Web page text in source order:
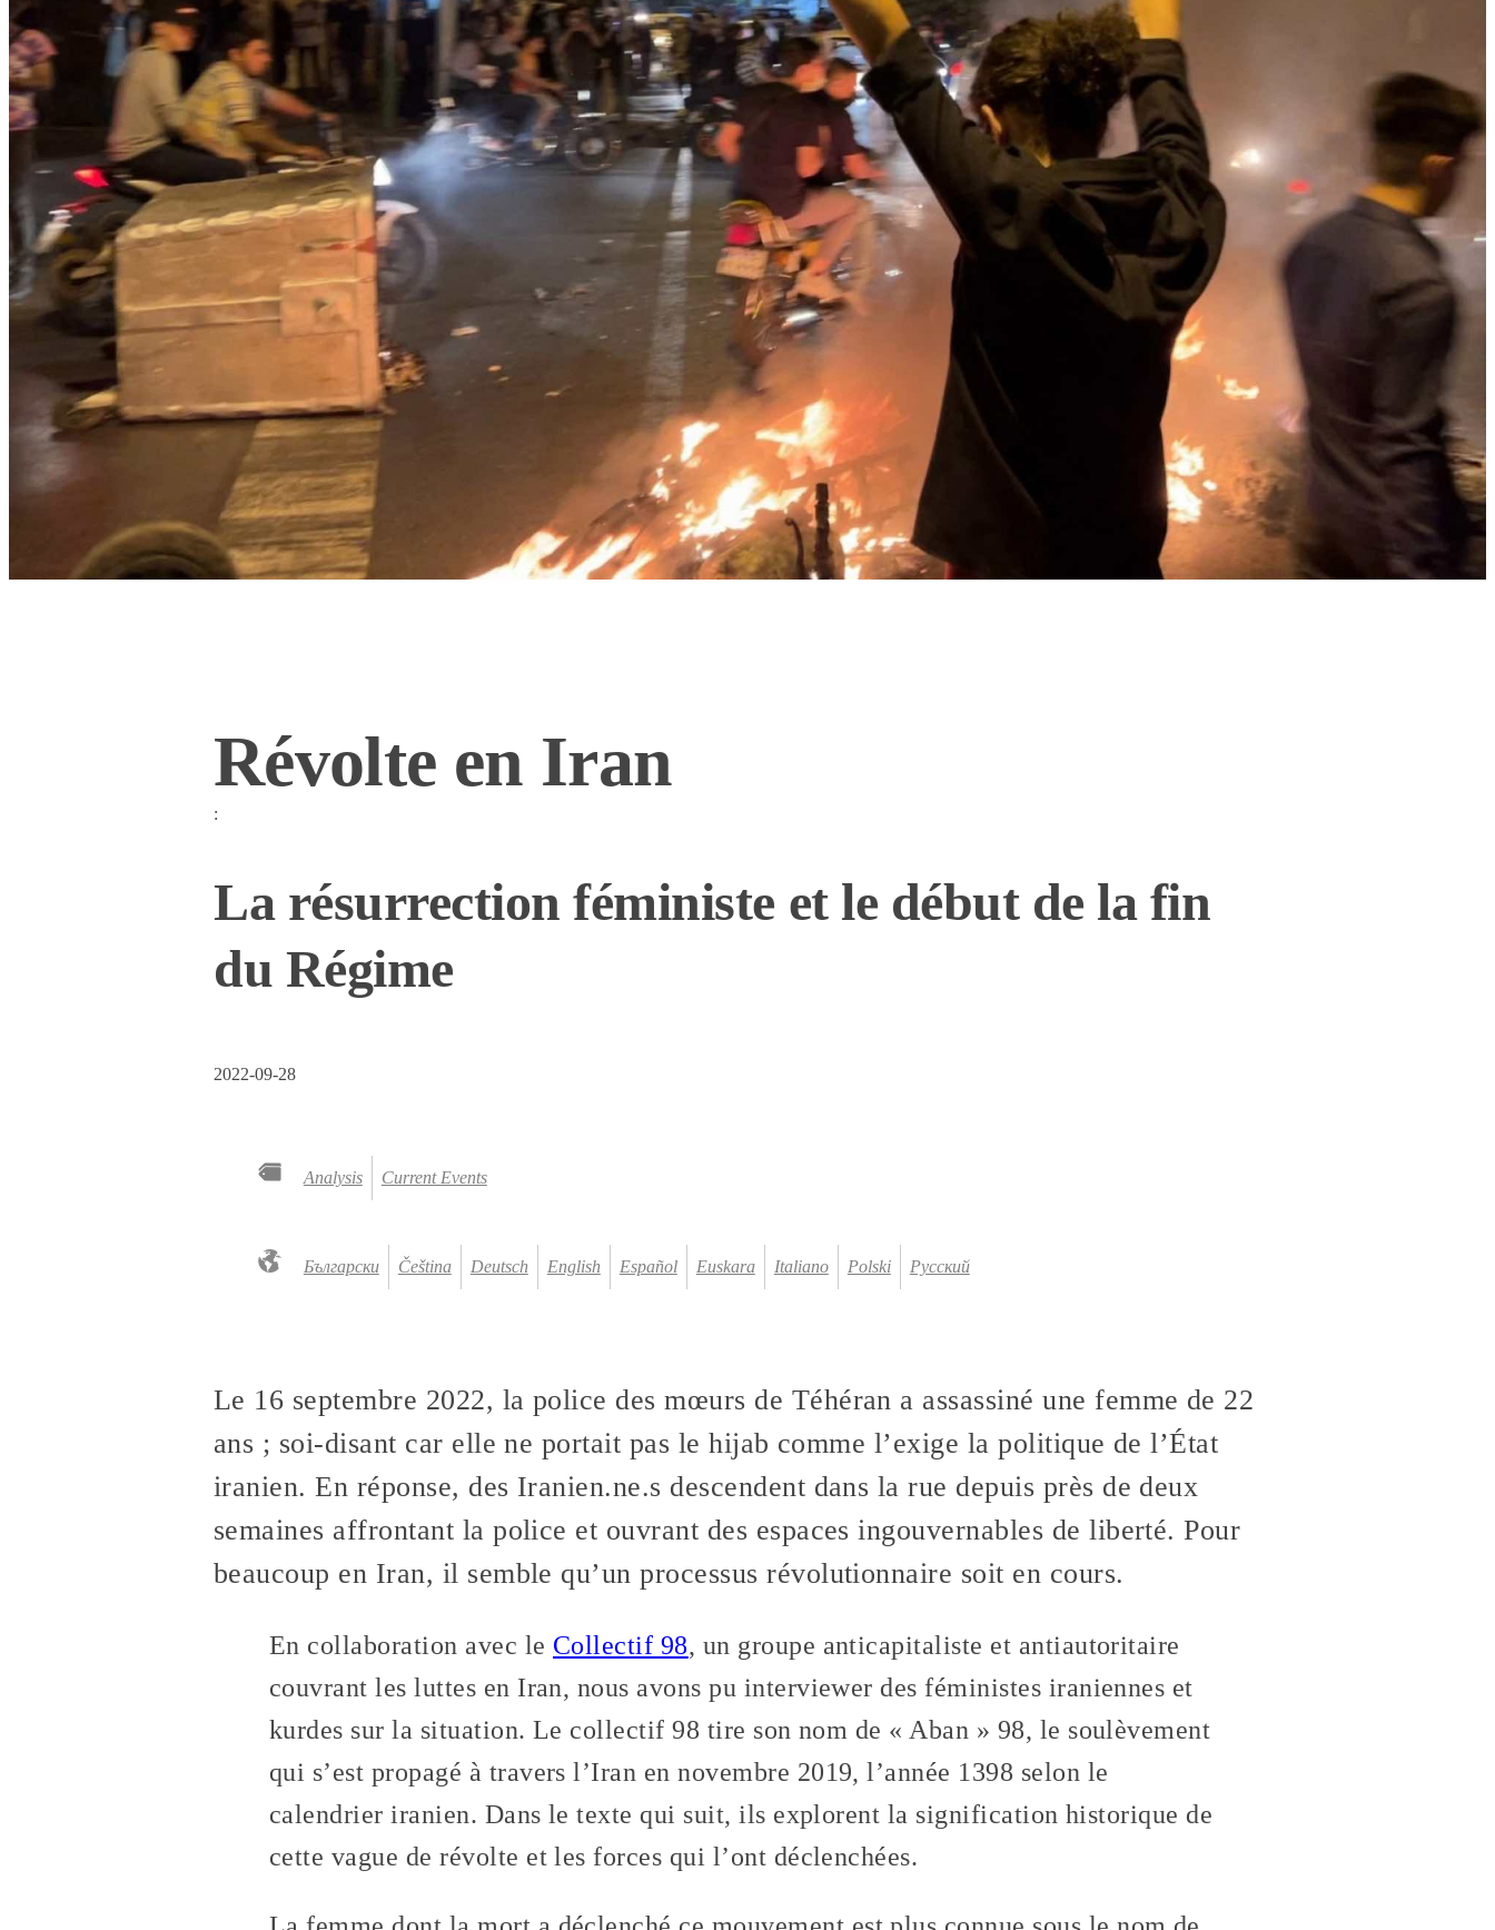
Révolte en Iran
:
La résurrection féministe et le début de la fin
du Régime
2022-09-28
Analysis Current Events
Български Čeština Deutsch English Español Euskara Italiano Polski Русский
Le 16 septembre 2022, la police des mœurs de Téhéran a assassiné une femme de 22
ans ; soi-disant car elle ne portait pas le hijab comme l’exige la politique de l’État
iranien. En réponse, des Iranien.ne.s descendent dans la rue depuis près de deux
semaines affrontant la police et ouvrant des espaces ingouvernables de liberté. Pour
beaucoup en Iran, il semble qu’un processus révolutionnaire soit en cours.
En collaboration avec le Collectif 98, un groupe anticapitaliste et antiautoritaire
couvrant les luttes en Iran, nous avons pu interviewer des féministes iraniennes et
kurdes sur la situation. Le collectif 98 tire son nom de « Aban » 98, le soulèvement
qui s’est propagé à travers l’Iran en novembre 2019, l’année 1398 selon le
calendrier iranien. Dans le texte qui suit, ils explorent la signification historique de
cette vague de révolte et les forces qui l’ont déclenchées.